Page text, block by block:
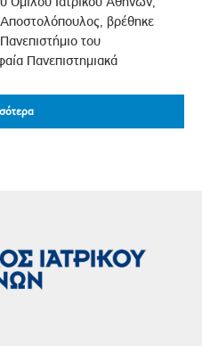
βρέθηκε
του
Πανεπιστημιακά